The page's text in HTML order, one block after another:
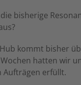
bisherige
kommt bisher
hatten wir
Aufträgen erfüllt.